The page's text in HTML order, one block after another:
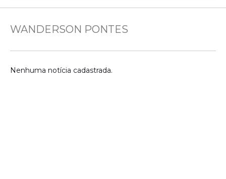
WANDERSON PONTES
Nenhuma notícia cadastrada.